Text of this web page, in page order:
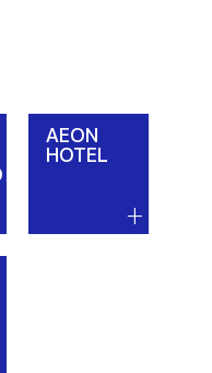
AEON
HOTEL